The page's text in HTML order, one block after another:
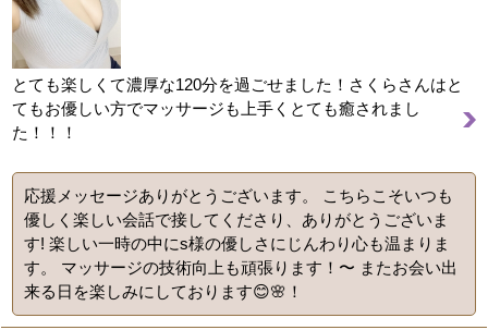
とても楽しくて濃厚な120分を過ごせました！さくらさんはと
てもお優しい方でマッサージも上手くとても癒されまし
た！！！
応援メッセージありがとうございます。 こちらこそいつも
優しく楽しい会話で接してくださり、ありがとうございま
す! 楽しい一時の中にs様の優しさにじんわり心も温まりま
す。 マッサージの技術向上も頑張ります！〜 またお会い出
来る日を楽しみにしております😊🌸！